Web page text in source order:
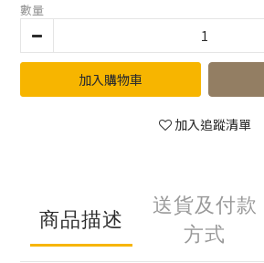
數量
加入購物車
加入追蹤清單
商品描述
送貨及付款
方式